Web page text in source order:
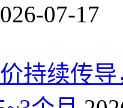
07-17
价持续传